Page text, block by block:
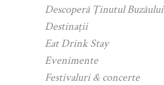
Descoperă Ținutul Buzăului
Destinații
Eat Drink Stay
Evenimente
Festivaluri & concerte